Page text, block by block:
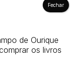
memorable
de Ourique
os livros